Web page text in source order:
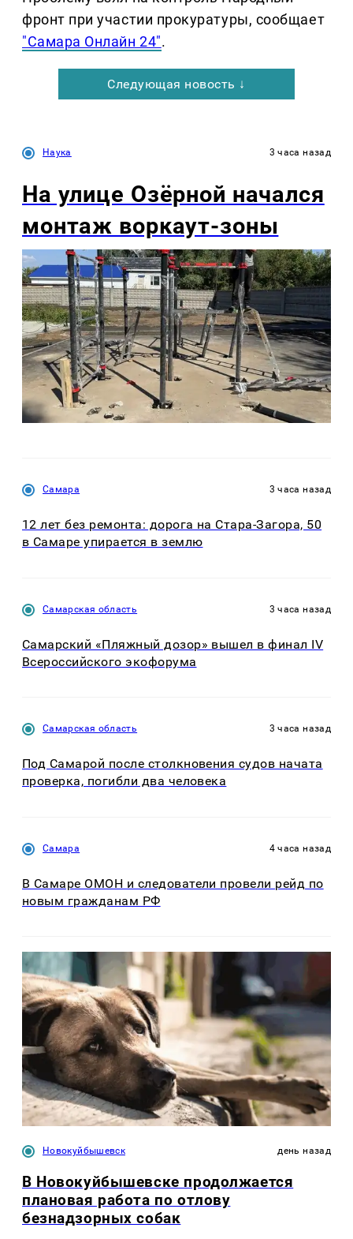
фронт при участии прокуратуры, сообщает
"Самара Онлайн 24".
Следующая новость ↓
Наука 3 часа назад
На улице Озëрной начался
монтаж воркаут-зоны
Самара 3 часа назад
12 лет без ремонта: дорога на Стара-Загора, 50
в Самаре упирается в землю
Самарская область 3 часа назад
Самарский «Пляжный дозор» вышел в финал IV
Всероссийского экофорума
Самарская область 3 часа назад
Под Самарой после столкновения судов начата
проверка, погибли два человека
Самара 4 часа назад
В Самаре ОМОН и следователи провели рейд по
новым гражданам РФ
Новокуйбышевск день назад
В Новокуйбышевске продолжается
плановая работа по отлову
безнадзорных собак